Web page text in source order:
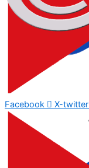
Facebook X-twitter